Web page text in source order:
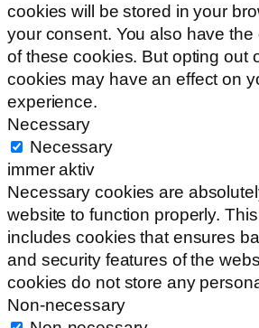
cookies will be stored in your
your consent. You also have the
of these cookies. But opting out
cookies may have an effect on
experience.
Necessary
Necessary
immer aktiv
Necessary cookies are
website to function properly.
includes cookies that ensures
and security features of the
cookies do not store any
Non-necessary